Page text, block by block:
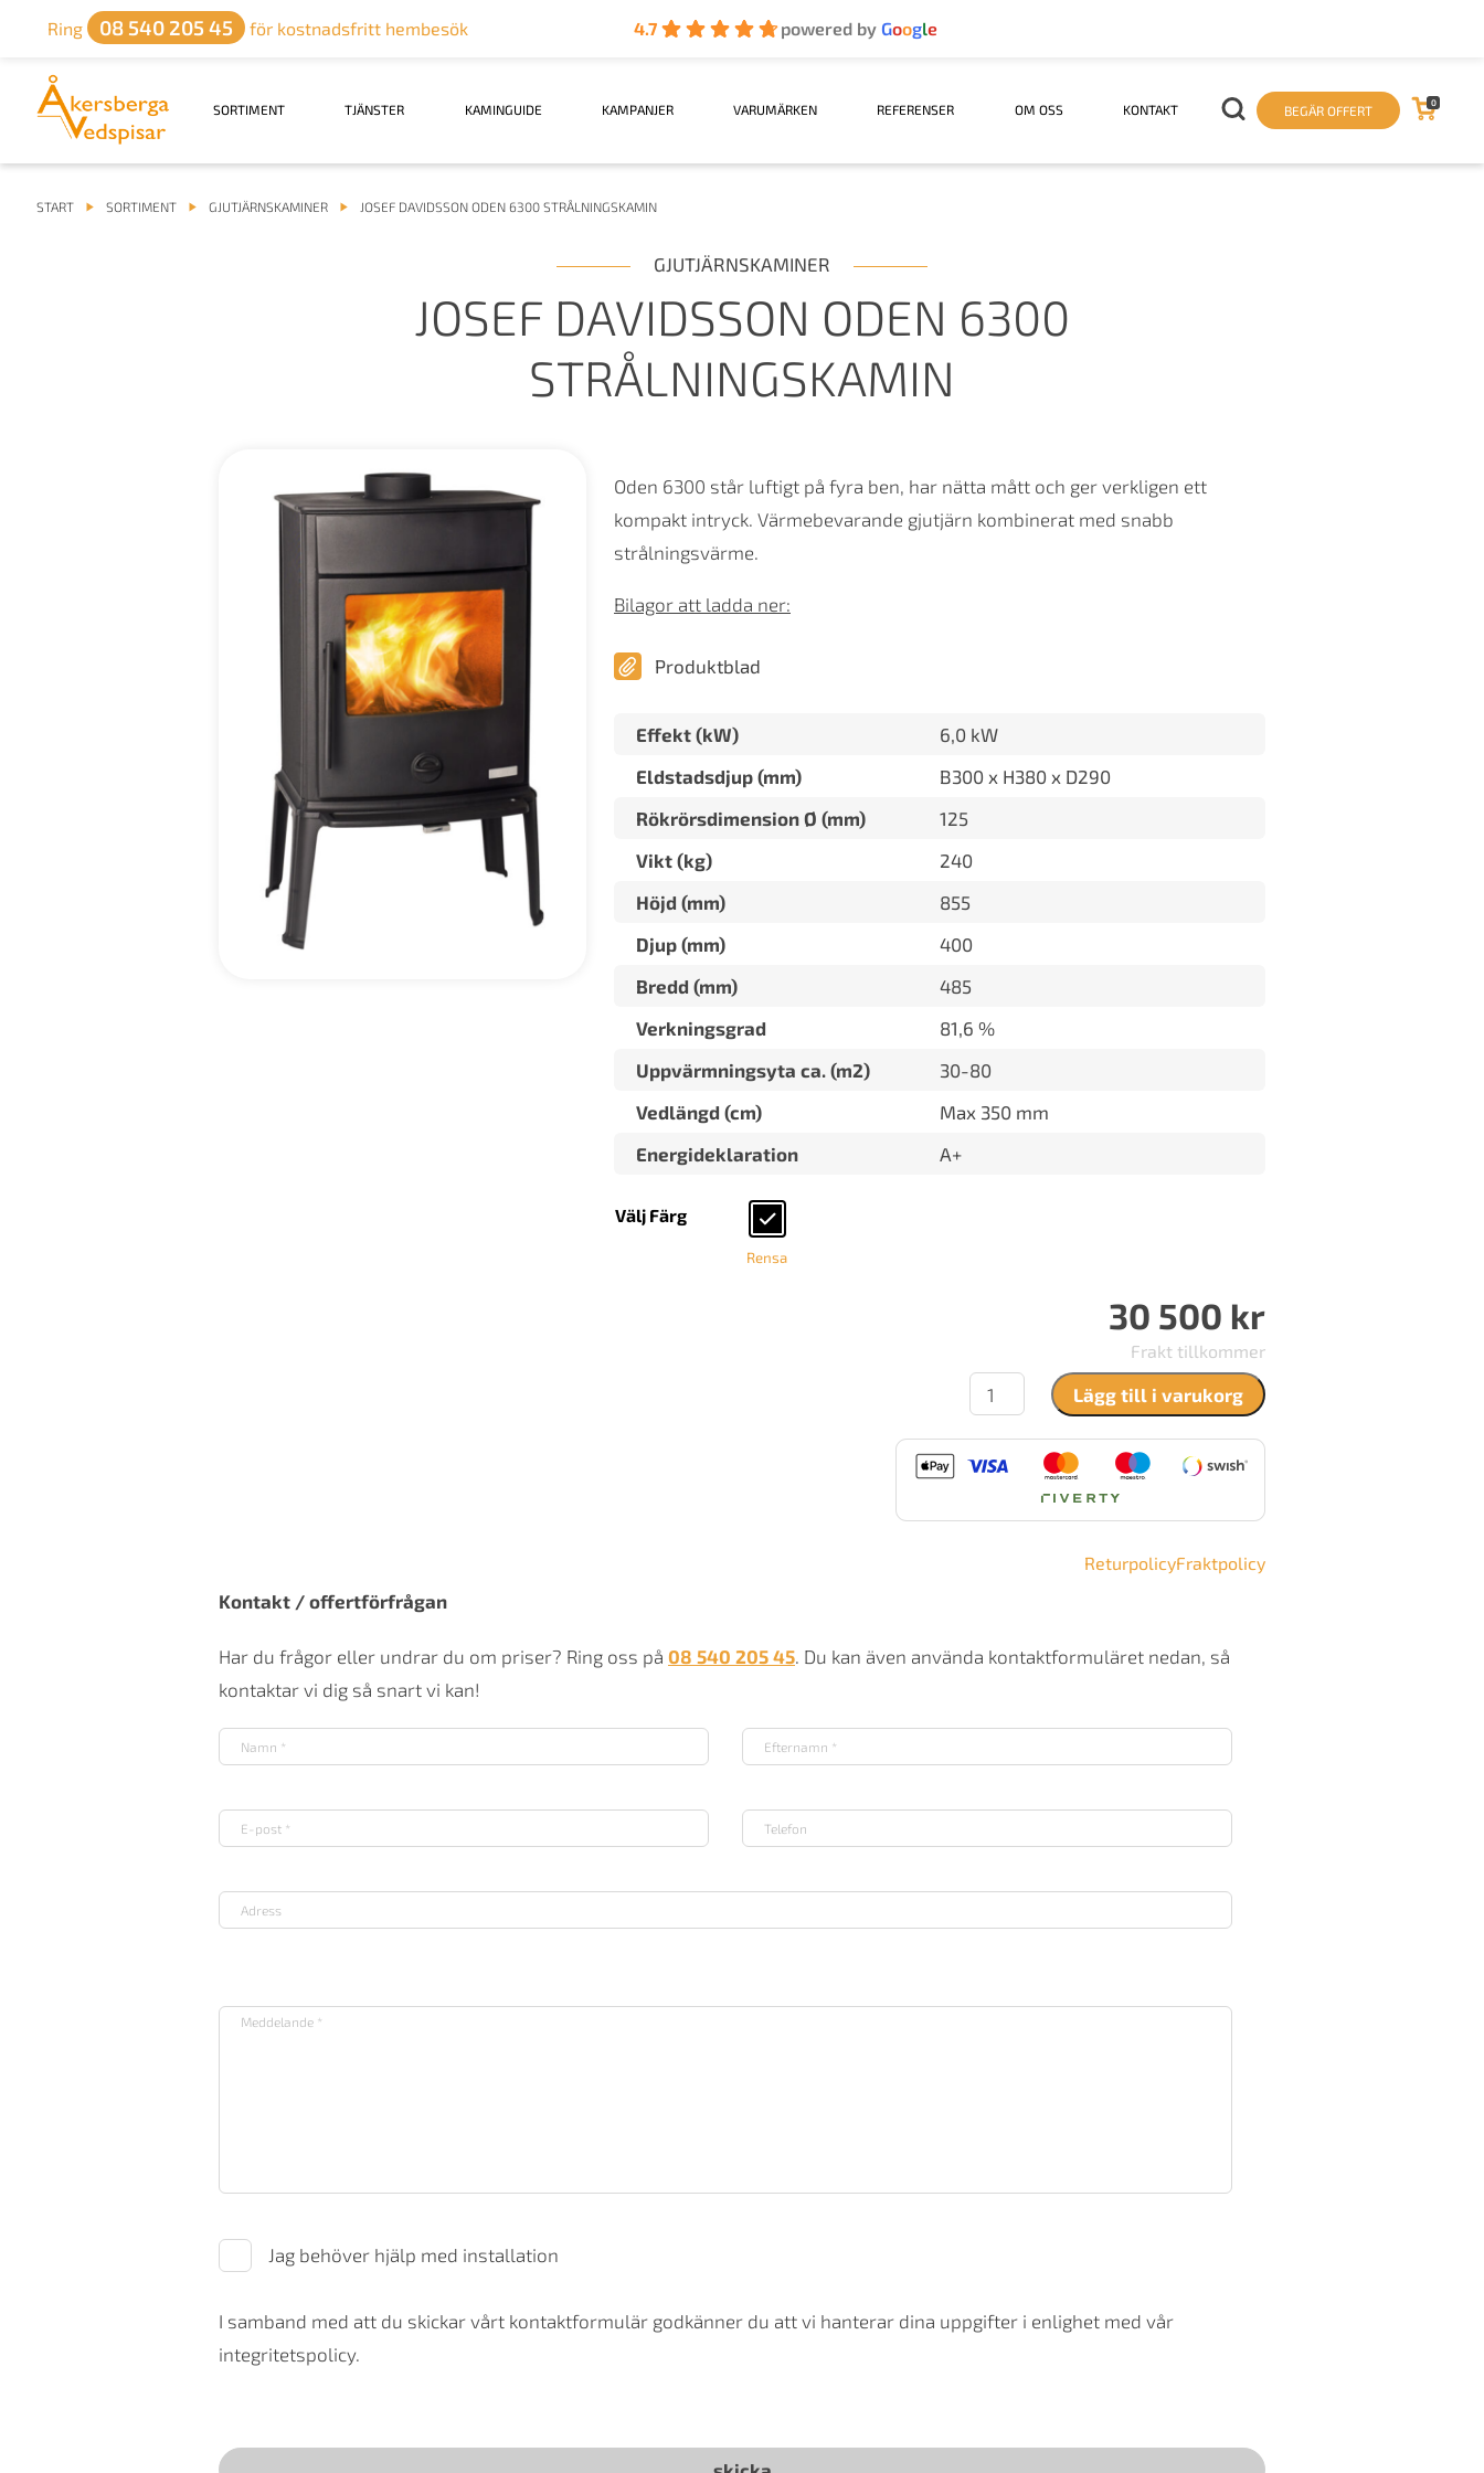
Ring 08 540 205 45 för kostnadsfritt hembesök 4.7 powered byGoogle
SORTIMENT TJÄNSTER KAMINGUIDE KAMPANJER VARUMÄRKEN REFERENSER OM OSS KONTAKT BEGÄR OFFERT 0
START SORTIMENT GJUTJÄRNSKAMINER JOSEF DAVIDSSON ODEN 6300 STRÅLNINGSKAMIN
GJUTJÄRNSKAMINER
JOSEF DAVIDSSON ODEN 6300
STRÅLNINGSKAMIN
Oden 6300 står luftigt på fyra ben, har nätta mått och ger verkligen ett
kompakt intryck. Värmebevarande gjutjärn kombinerat med snabb
strålningsvärme.
Bilagor att ladda ner:
Produktblad
Effekt (kW)
6,0 kW
Eldstadsdjup (mm)
B300 x H380 x D290
Rökrörsdimension Ø (mm)
125
Vikt (kg)
240
Höjd (mm)
855
Djup (mm)
400
Bredd (mm)
485
Verkningsgrad
81,6 %
Uppvärmningsyta ca. (m2)
30-80
Vedlängd (cm)
Max 350 mm
Energideklaration
A+
Välj Färg
Rensa
30 500 kr
Frakt tillkommer
Josef
Davidsson
6300
Strålningskamin
Lägg till i varukorg
ReturpolicyFraktpolicy
Kontakt / offertförfrågan
Har du frågor eller undrar du om priser? Ring oss på 08 540 205 45. Du kan även använda kontaktformuläret nedan, så
kontaktar vi dig så snart vi kan!
Jag behöver hjälp med installation
I samband med att du skickar vårt kontaktformulär godkänner du att vi hanterar dina uppgifter i enlighet med vår
integritetspolicy.